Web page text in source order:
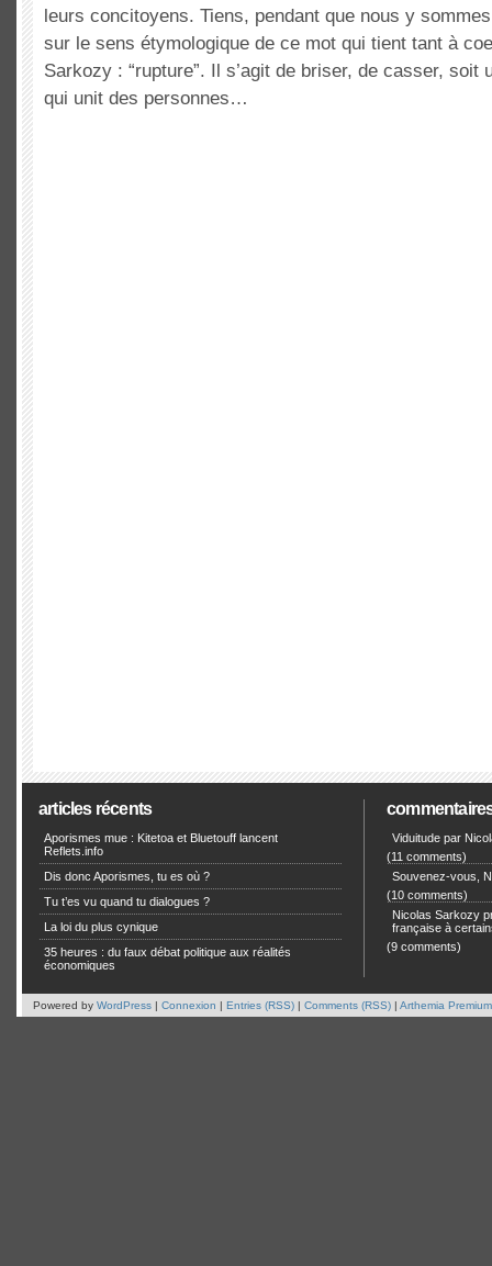
leurs concitoyens. Tiens, pendant que nous y
sur le sens étymologique de ce mot qui tient tant à
Sarkozy : “rupture”. Il s’agit de briser, de casser, soit
qui unit des personnes…
articles récents
Aporismes mue : Kitetoa et Bluetouff lancent
Reflets.info
Dis donc Aporismes, tu es où ?
Tu t’es vu quand tu dialogues ?
La loi du plus cynique
35 heures : du faux débat politique aux réalités
économiques
Viduitude par
(11 comments)
Souvenez-vous,
(10 comments)
Nicolas Sarkozy
française à
(9 comments)
Powered by WordPress | Connexion | Entries (RSS) | Comments (RSS) | Arthemia Premium